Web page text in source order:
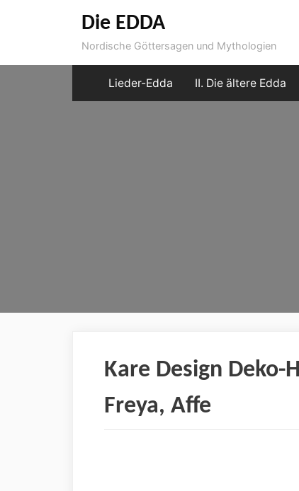
Die EDDA
Nordische Göttersagen und Mythologien
Lieder-Edda II. Die ältere Edda
Kare Design Deko-
Freya, Affe